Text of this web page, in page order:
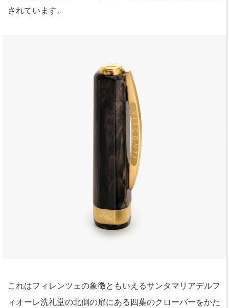
されています。
これはフィレンツェの象徴ともいえるサンタマリアデルフ
ィオーレ洗礼堂の北側の扉にある四葉のクローバーをかた